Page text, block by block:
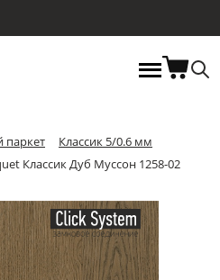
паркет
Классик 5/0.6 мм
Классик Дуб Муссон 1258-02